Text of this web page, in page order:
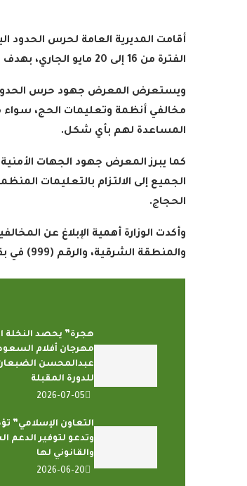
أقامت المديرية العامة لحرس
الفترة من 16 إلى 20 مايو الجاري، بهدف التوعية بأهمية الالتزام بأنظمة وتعليمات الحج لموسم حج 1447هـ
ويستعرض المعرض جهود حرس الحدود
مخالفي أنظمة وتعليمات الحج،
المساعدة لهم بأي شكل.
كما يبرز المعرض جهود الجهات
الجميع إلى الالتزام بالتعليمات
الحجاج.
والمنطقة الشرقية، والرقم (999) في بقية مناطق المملكة
هجرة” يحصد النخلة
مهرجان أفلام
عبدالمحسن الضبعان
للدورة المقبلة
2026-07-05
التعاون الإسلامي”
وتدعو لتوفير الدعم
والقانوني لها
2026-06-20